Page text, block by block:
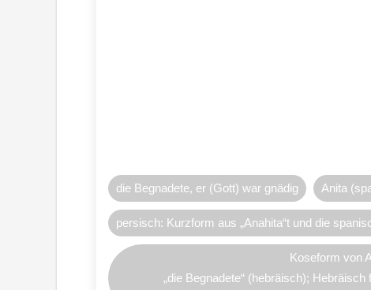
die Begnadete, er (Gott) war gnädig Anita
persisch: Kurzform aus „Anahita“t und die
Koseform von
„die Begnadete“ (hebräisch); Hebräisch